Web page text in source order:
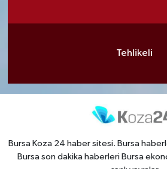
Tehlikeli
Bursa Koza 24 haber sitesi. Bursa
Bursa son dakika haberleri Bursa